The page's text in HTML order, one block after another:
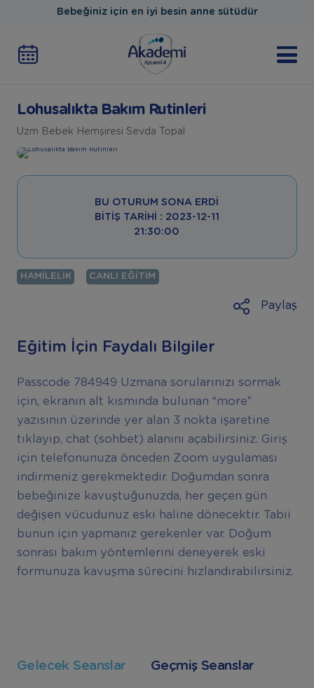
Bebeğiniz için en iyi besin anne sütüdür
Lohusalıkta Bakım Rutinleri
Uzm Bebek Hemşiresi Sevda Topal
BU OTURUM SONA ERDI
BITIŞ TARIHI : 2023-12-11
21:30:00
HAMILELIK CANLI EĞITIM
Paylaş
Eğitim İçin Faydalı Bilgiler
Passcode 784949 Uzmana sorularınızı sormak
için, ekranın alt kısmında bulunan “more”
yazısının üzerinde yer alan 3 nokta işaretine
tıklayıp, chat (sohbet) alanını açabilirsiniz. Giriş
için telefonunuza önceden Zoom uygulaması
indirmeniz gerekmektedir. Doğumdan sonra
bebeğinize kavuştuğunuzda, her geçen gün
değişen vücudunuz eski haline dönecektir. Tabii
bunun için yapmanız gerekenler var. Doğum
sonrası bakım yöntemlerini deneyerek eski
formunuza kavuşma sürecini hızlandırabilirsiniz.
Gelecek Seanslar Geçmiş Seanslar